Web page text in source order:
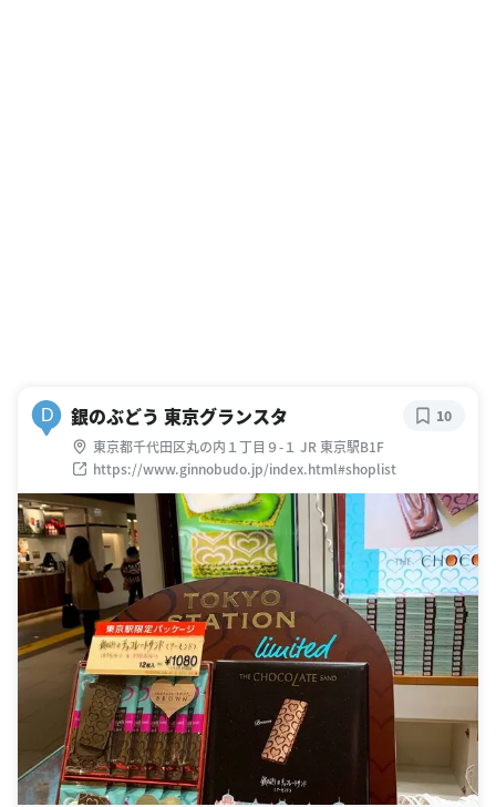
D 銀のぶどう 東京グランスタ
東京都千代田区丸の内１丁目９-１ JR 東京駅B1F
https://www.ginnobudo.jp/index.html#shoplist
10